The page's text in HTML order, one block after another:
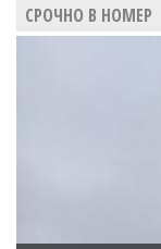
СРОЧНО В НОМЕР